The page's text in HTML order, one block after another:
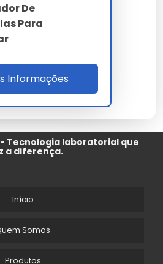
De
Para
Informações
- Tecnologia laboratorial que
a diferença.
Início
Somos
Produtos